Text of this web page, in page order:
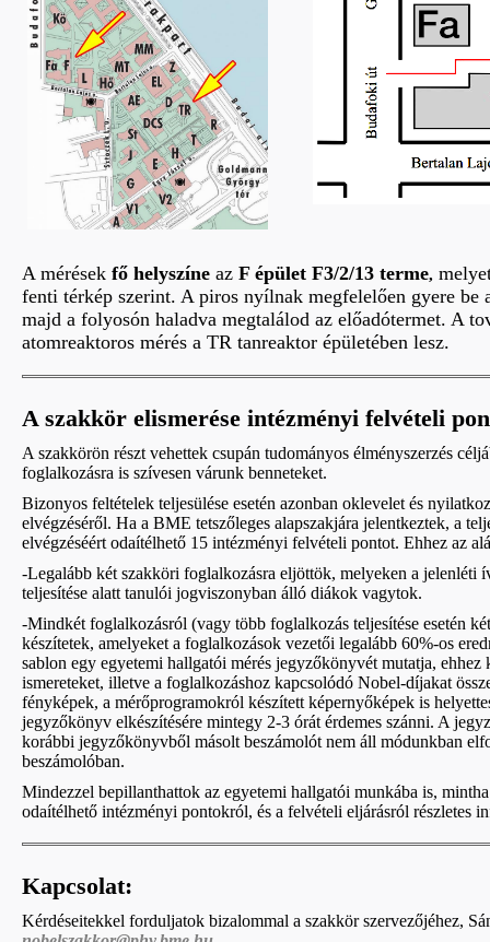
A mérések fő helyszíne az F épület F3/2/13 terme,
fenti térkép szerint. A piros nyílnak megfelelően gyere
majd a folyosón haladva megtalálod az előadótermet. A
atomreaktoros mérés a TR tanreaktor épületében lesz.
A szakkör elismerése intézményi felvételi
A szakkörön részt vehettek csupán tudományos élményszerzés
foglalkozásra is szívesen várunk benneteket.
Bizonyos feltételek teljesülése esetén azonban oklevelet és
elvégzéséről. Ha a BME tetszőleges alapszakjára jelentkeztek, a
elvégzéséért odaítélhető 15 intézményi felvételi pontot. Ehhez az
-Legalább két szakköri foglalkozásra eljöttök, melyeken a jelenléti
teljesítése alatt tanulói jogviszonyban álló diákok vagytok.
-Mindkét foglalkozásról (vagy több foglalkozás teljesítése esetén
készítetek, amelyeket a foglalkozások vezetői legalább 60%-os
sablon egy egyetemi hallgatói mérés jegyzőkönyvét mutatja,
ismereteket, illetve a foglalkozáshoz kapcsolódó Nobel-díjakat
fényképek, a mérőprogramokról készített képernyőképek is
jegyzőkönyv elkészítésére mintegy 2-3 órát érdemes szánni. A
korábbi jegyzőkönyvből másolt beszámolót nem áll módunkban
beszámolóban.
Mindezzel bepillanthattok az egyetemi hallgatói munkába is,
odaítélhető intézményi pontokról, és a felvételi eljárásról részletes
Kapcsolat:
Kérdéseitekkel forduljatok bizalommal a szakkör szervezőjéhez,